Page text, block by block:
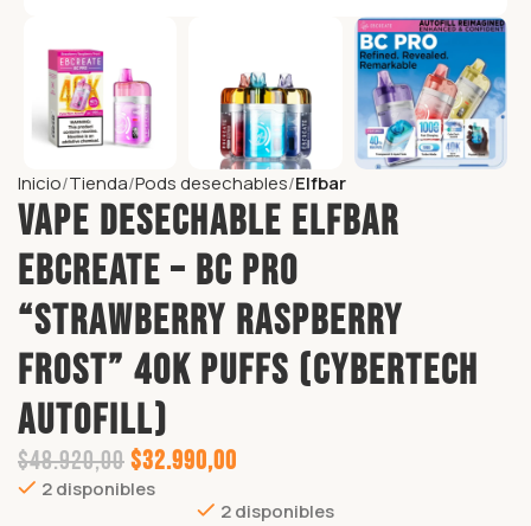
Inicio Tienda Pods desechables Elfbar
Vape Desechable ELFBAR
EBCREATE – BC PRO
“STRAWBERRY RASPBERRY
FROST” 40K puffs (CyberTech
Autofill)
$48.920,00$32.990,00
2 disponibles
2 disponibles